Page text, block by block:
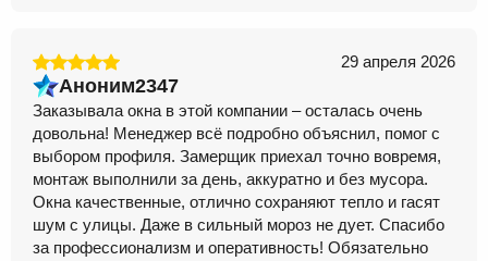
29 апреля 2026
Аноним2347
Заказывала окна в этой компании – осталась очень
довольна! Менеджер всё подробно объяснил, помог с
выбором профиля. Замерщик приехал точно вовремя,
монтаж выполнили за день, аккуратно и без мусора.
Окна качественные, отлично сохраняют тепло и гасят
шум с улицы. Даже в сильный мороз не дует. Спасибо
за профессионализм и оперативность! Обязательно